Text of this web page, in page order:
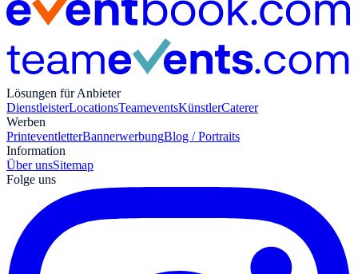
Lösungen für Anbieter
DienstleisterLocationsTeameventsKünstlerCaterer
Werben
PrinteventletterBannerwerbungBlog / Portraits
Information
Über unsSitemap
Folge uns